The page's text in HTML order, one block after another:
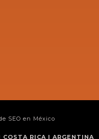
SEO en México
RICA | ARGENTINA